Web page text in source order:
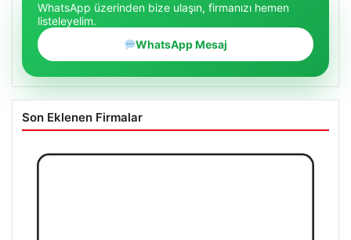
WhatsApp üzerinden bize ulaşın, firmanızı hemen
listeleyelim.
WhatsApp Mesaj
Son Eklenen Firmalar